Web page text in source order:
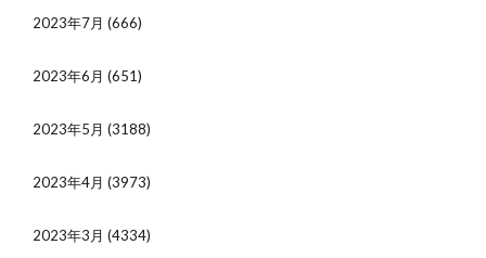
2023年7月 (666)
2023年6月 (651)
2023年5月 (3188)
2023年4月 (3973)
2023年3月 (4334)